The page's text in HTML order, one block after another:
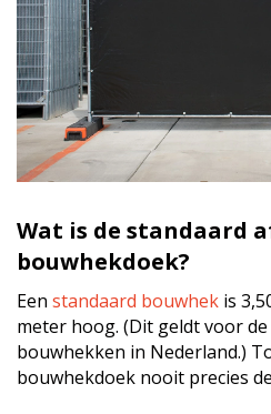
Wat is de standaard
bouwhekdoek?
Een standaard bouwhek is
meter hoog. (Dit geldt voor
bouwhekken in Nederland.)
bouwhekdoek nooit precies